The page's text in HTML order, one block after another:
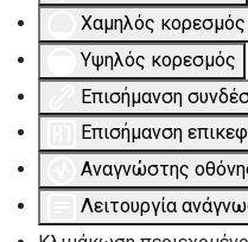
Χαμηλός κορεσμός
Υψηλός κορεσμός
Επισήμανση
Επισήμανση
Αναγνώστης
Λειτουργία